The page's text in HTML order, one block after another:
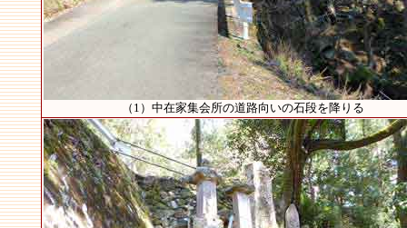
（1）中在家集会所の道路向いの石段を降りる